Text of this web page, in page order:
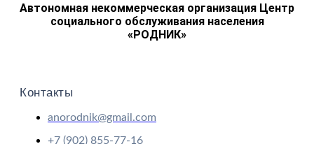
Автономная некоммерческая организация Центр
социального обслуживания населения
«РОДНИК»
Контакты
anorodnik@gmail.com
+7 (902) 855-77-16